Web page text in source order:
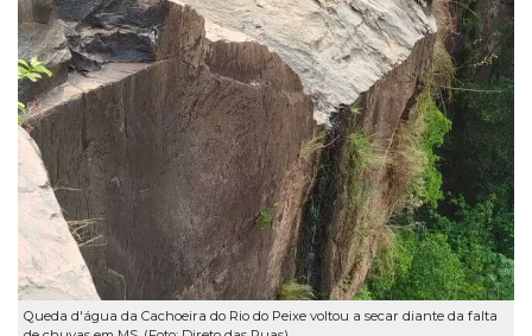
Queda d'água da Cachoeira do Rio do Peixe voltou a secar diante da falta